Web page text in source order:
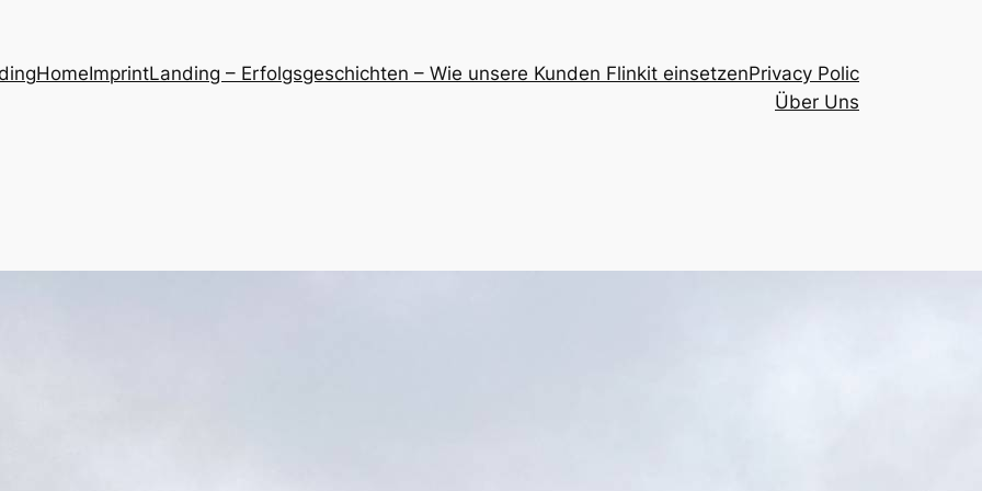
HomeImprintLanding – Erfolgsgeschichten – Wie unsere Kunden Flinkit einsetzenPrivacy Polic
Über Uns